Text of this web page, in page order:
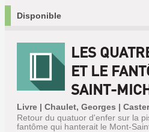
Disponible
LES
ET LE
SAINT-
Livre | Chaulet, Georges |
Retour du quatuor d'enfer sur la
fantôme qui hanterait le Mont-